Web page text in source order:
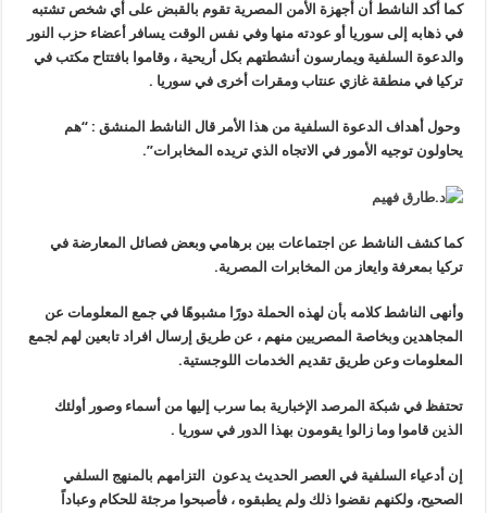
كما أكد الناشط أن أجهزة الأمن المصرية تقوم بالقبض على أي شخص تشتبه
في ذهابه إلى سوريا أو عودته منها وفي نفس الوقت يسافر أعضاء حزب النور
والدعوة السلفية ويمارسون أنشطتهم بكل أريحية ، وقاموا بافتتاح مكتب في
تركيا في منطقة غازي عنتاب ومقرات أخرى في سوريا .
وحول أهداف الدعوة السلفية من هذا الأمر قال الناشط المنشق : “هم
يحاولون توجيه الأمور في الاتجاه الذي تريده المخابرات”.
كما كشف الناشط عن اجتماعات بين برهامي وبعض فصائل المعارضة في
تركيا بمعرفة وايعاز من المخابرات المصرية.
وأنهى الناشط كلامه بأن لهذه الحملة دورًا مشبوهًا في جمع المعلومات عن
المجاهدين وبخاصة المصريين منهم ، عن طريق إرسال افراد تابعين لهم لجمع
المعلومات وعن طريق تقديم الخدمات اللوجستية.
تحتفظ في شبكة المرصد الإخبارية بما سرب إليها من أسماء وصور أولئك
الذين قاموا وما زالوا يقومون بهذا الدور في سوريا .
إن أدعياء السلفية في العصر الحديث يدعون التزامهم بالمنهج السلفي
الصحيح، ولكنهم نقضوا ذلك ولم يطبقوه ، فأصبحوا مرجئة للحكام وعباداً